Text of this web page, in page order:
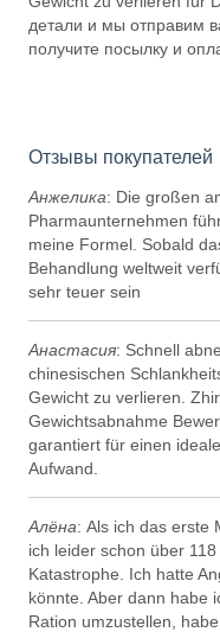
детали и мы отправим
получите посылку и
Отзывы покупателей
Анжелика: Die großen
Pharmaunternehmen
meine Formel. Sobald
Behandlung weltweit
sehr teuer sein
Анастасия: Schnell
chinesischen
Gewicht zu verlieren.
Gewichtsabnahme
garantiert für einen
Aufwand.
Алёна: Als ich das erste
ich leider schon über
Katastrophe. Ich hatte
könnte. Aber dann habe
Ration umzustellen,